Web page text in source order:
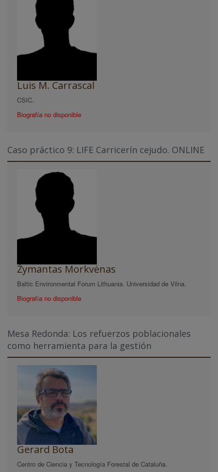
Luis M. Carrascal
CSIC.
Biografía no disponible
Caso práctico 9: LIFE Carricerín cejudo. ONLINE
Žymantas Morkvėnas
Baltic Environmental Forum Lithuania. Universidad de Vilna.
Biografía no disponible
Mesa Redonda: Los refuerzos poblacionales
como herramienta para la gestión
Gerard Bota
Centro de Ciencia y Tecnología Forestal de Cataluña.